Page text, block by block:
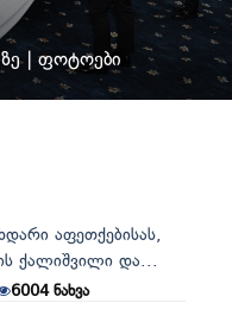
| ფოტოები
აფეთქებისას,
ქალიშვილი და...
6004ნახვა